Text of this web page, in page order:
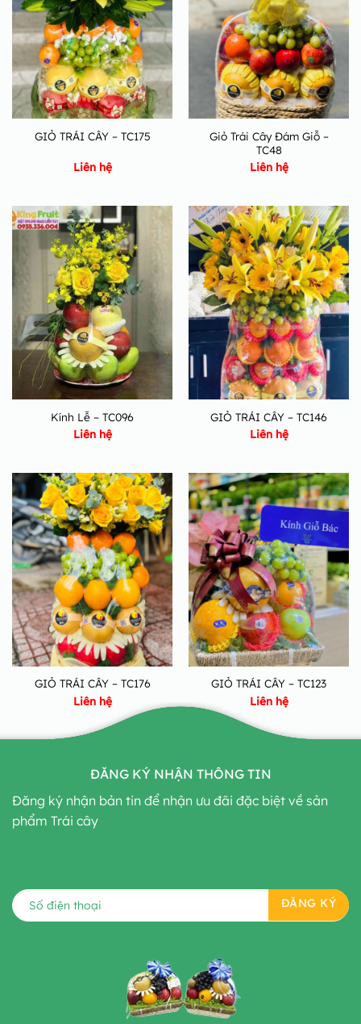
GIỎ TRÁI CÂY – TC175
Liên hệ
Giỏ Trái Cây Đám Giỗ –
TC48
Liên hệ
Kính Lễ – TC096
Liên hệ
GIỎ TRÁI CÂY – TC146
Liên hệ
GIỎ TRÁI CÂY – TC176
Liên hệ
GIỎ TRÁI CÂY – TC123
Liên hệ
ĐĂNG KÝ NHẬN THÔNG TIN
Đăng ký nhận bản tin để nhận ưu đãi đặc biệt về sản
phẩm Trái cây